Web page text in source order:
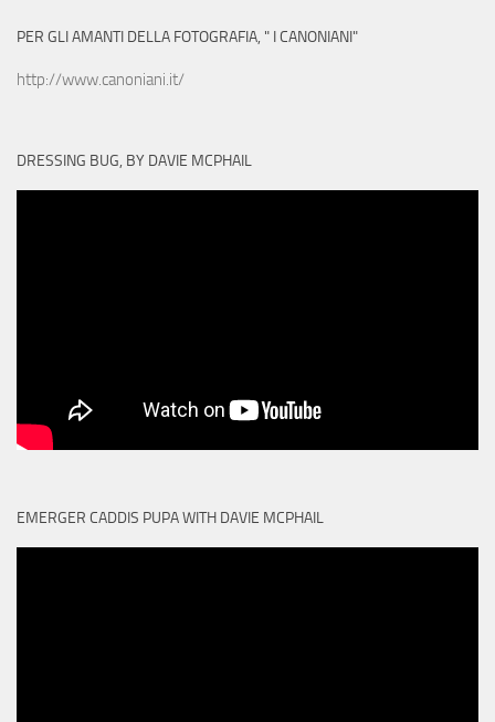
PER GLI AMANTI DELLA FOTOGRAFIA, " I CANONIANI"
http://www.canoniani.it/
DRESSING BUG, BY DAVIE MCPHAIL
EMERGER CADDIS PUPA WITH DAVIE MCPHAIL